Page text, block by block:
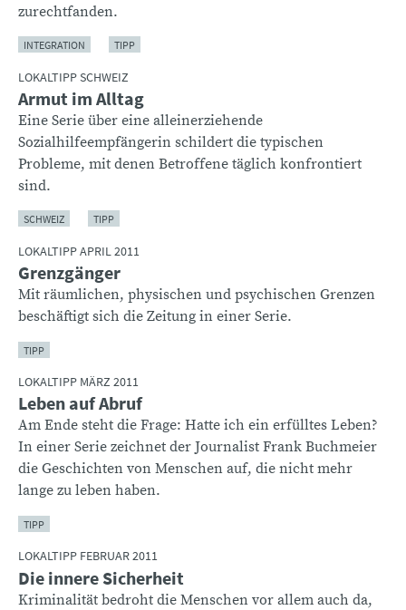
zurechtfanden.
INTEGRATION TIPP
LOKALTIPP SCHWEIZ
Armut im Alltag
Eine Serie über eine alleinerziehende
Sozialhilfeempfängerin schildert die typischen
Probleme, mit denen Betroffene täglich konfrontiert
sind.
SCHWEIZ TIPP
LOKALTIPP APRIL 2011
Grenzgänger
Mit räumlichen, physischen und psychischen Grenzen
beschäftigt sich die Zeitung in einer Serie.
TIPP
LOKALTIPP MÄRZ 2011
Leben auf Abruf
Am Ende steht die Frage: Hatte ich ein erfülltes Leben?
In einer Serie zeichnet der Journalist Frank Buchmeier
die Geschichten von Menschen auf, die nicht mehr
lange zu leben haben.
TIPP
LOKALTIPP FEBRUAR 2011
Die innere Sicherheit
Kriminalität bedroht die Menschen vor allem auch da,